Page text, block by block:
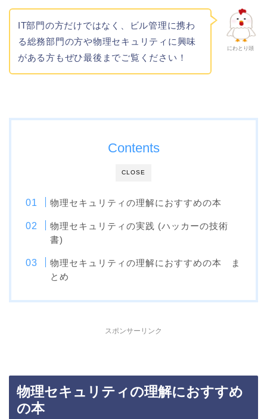
にわとり頭
IT部門の方だけではなく、ビル管理に携わ
る総務部門の方や物理セキュリティに興味
がある方もぜひ最後までご覧ください！
CLOSE
Contents
物理セキュリティの理解におすすめの本
物理セキュリティの実践 (ハッカーの技術
書)
物理セキュリティの理解におすすめの本 ま
とめ
スポンサーリンク
物理セキュリティの理解におすすめ
の本